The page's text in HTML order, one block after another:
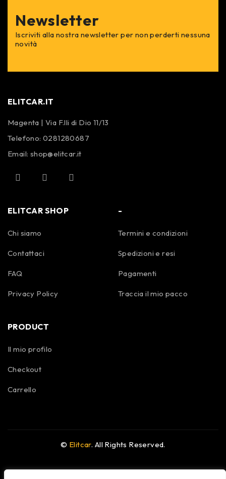
Newsletter
Iscriviti alla nostra newsletter per non perderti nessuna
novità
ELITCAR.IT
Magenta | Via F.lli di Dio 11/13
Telefono:0281280687
Email: shop@elitcar.it
ELITCAR SHOP
Chi siamo
Contattaci
FAQ
Privacy Policy
-
Termini e condizioni
Spedizioni e resi
Pagamenti
Traccia il mio pacco
PRODUCT
Il mio profilo
Checkout
Carrello
© Elitcar. All Rights Reserved.